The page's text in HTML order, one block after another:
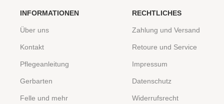
INFORMATIONEN
Über uns
Kontakt
Pflegeanleitung
Gerbarten
Felle und mehr
RECHTLICHES
Zahlung und Versand
Retoure und Service
Impressum
Datenschutz
Widerrufsrecht